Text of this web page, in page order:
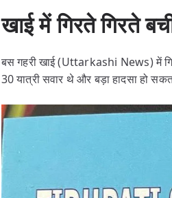
खाई में गिरते गिरते
बस गहरी खाई (Uttarkashi News) में
30 यात्री सवार थे और बड़ा हादसा हो